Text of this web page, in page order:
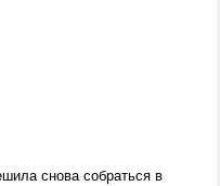
снова собраться в